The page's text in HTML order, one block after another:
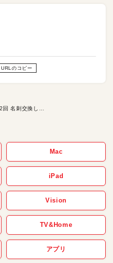
URLのコピー
Mac
iPad
Vision
TV&Home
アプリ